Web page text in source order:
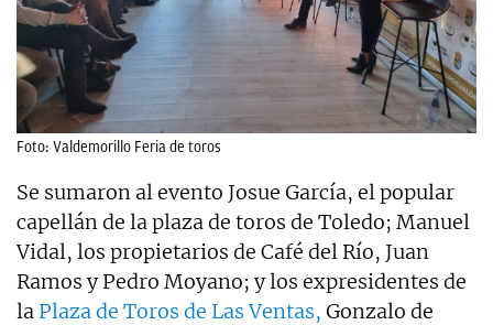
Foto: Valdemorillo Feria de toros
Se sumaron al evento Josue García, el popular
capellán de la plaza de toros de Toledo; Manuel
Vidal, los propietarios de Café del Río, Juan
Ramos y Pedro Moyano; y los expresidentes de
la Plaza de Toros de Las Ventas, Gonzalo de